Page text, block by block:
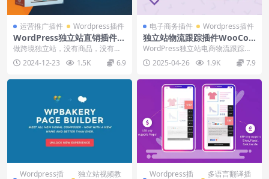
运营推广插件 Wordpress插件
WordPress独立站直销插件Al
iDropship Woo Plugin安装
使用视频（不含插件）
做跨境独立站，没有商品，没有发
货渠道？通过直销插件AliDropship
Woo...2024-12-23 1.5K 6.9
电子商务插件 Wordpress插件
独立站物流跟踪插件WooCo
mmerce Shipping Tracking
下载使用视频
WordPress独立站电商物流跟踪、
运单号输入、邮件通知插件WooCo
mmer...
2025-04-26 1.9K 7.9
Wordpress插
独立站视频教
Wordpress插
多语言翻译插